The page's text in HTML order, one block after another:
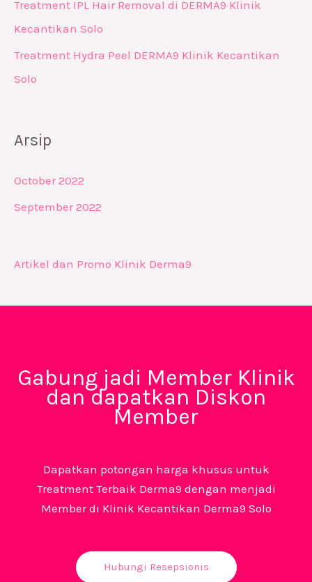
Treatment IPL Hair Removal di DERMA9 Klinik
Kecantikan Solo
Treatment Hydra Peel DERMA9 Klinik Kecantikan
Solo
Arsip
October 2022
September 2022
Artikel dan Promo Klinik Derma9
Gabung jadi Member Klinik
dan dapatkan Diskon
Member
Dapatkan potongan harga khusus untuk
Treatment Terbaik Derma9 dengan menjadi
Member di Klinik Kecantikan Derma9 Solo
Hubungi Resepsionis